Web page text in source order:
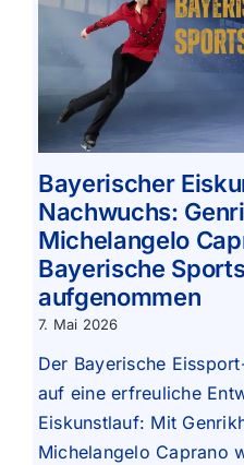
Bayerischer
Nachwuchs:
Michelangelo
Bayerische
aufgenommen
7. Mai 2026
Der Bayerische
auf eine erfreuliche
Eiskunstlauf: Mit
Michelangelo Caprano